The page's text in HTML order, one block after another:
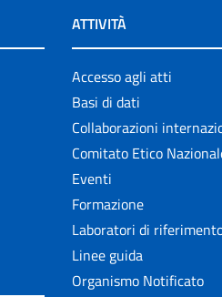
ATTIVITÀ
Accesso agli atti
Basi di dati
Collaborazioni
Comitato Etico
Eventi
Formazione
Laboratori di
Linee guida
Organismo Notificato